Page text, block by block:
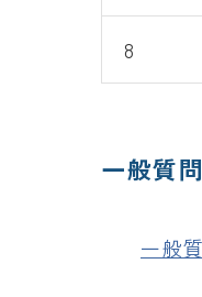
8
一般質
一般